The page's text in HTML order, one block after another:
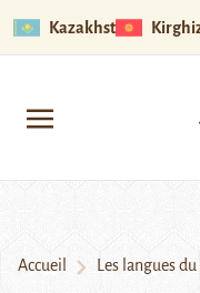
Kazakhstan
Accueil Les langues